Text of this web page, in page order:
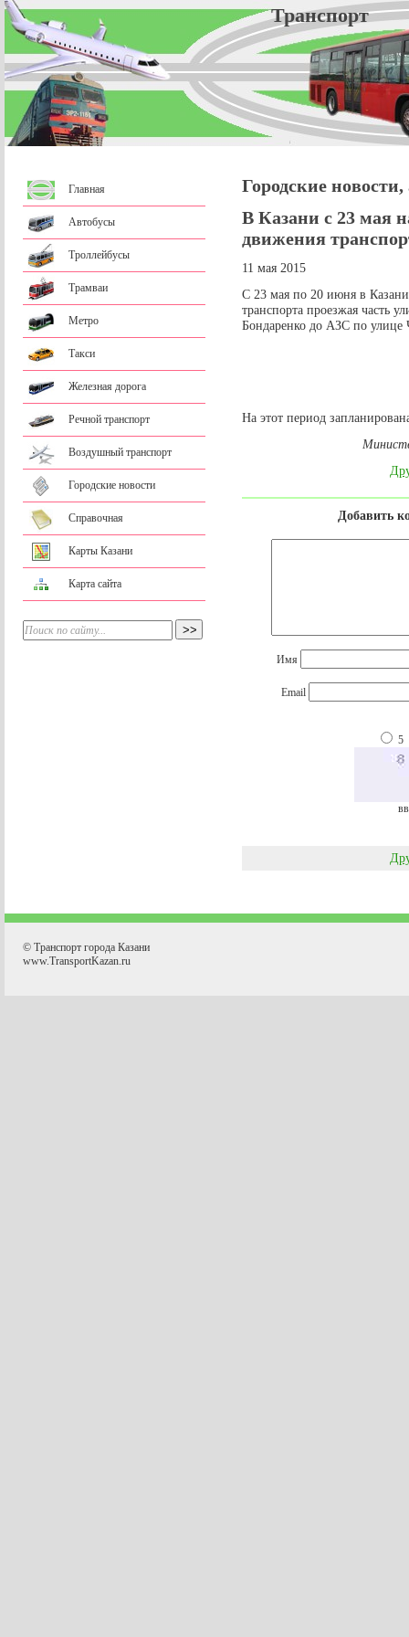
Главная
Автобусы
Троллейбусы
Трамваи
Метро
Такси
Железная дорога
Речной транспорт
Воздушный транспорт
Городские новости
Справочная
Карты Казани
Карта сайта
Городские
В Казани с 23 мая
движения
11 мая 2015
С 23 мая по 20 июня в Казани
транспорта проезжая часть
Бондаренко до АЗС по улице
На этот период
Добавить
Имя
Email
5
© Транспорт города Казани
www.TransportKazan.ru